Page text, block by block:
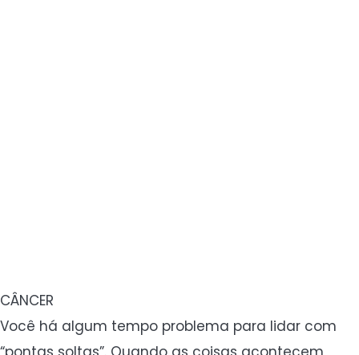
CÂNCER
Você há algum tempo problema para lidar com